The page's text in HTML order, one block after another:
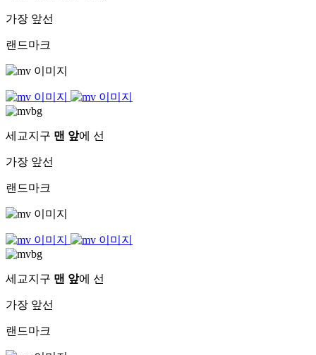
가장 앞선
랜드마크
세교지구 맨 앞에 선
가장 앞선
랜드마크
세교지구 맨 앞에 선
가장 앞선
랜드마크